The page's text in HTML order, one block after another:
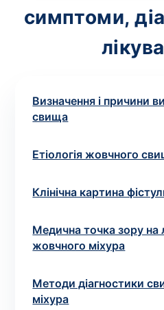
симптоми,
Визначення і причини
свища
Етіологія жовчного
Клінічна картина
Медична точка зору на
жовчного міхура
Методи діагностики
міхура
Номер телефону*
Оформити замовлення
Якщо ви не знаєте, які
запишіться до лікаря